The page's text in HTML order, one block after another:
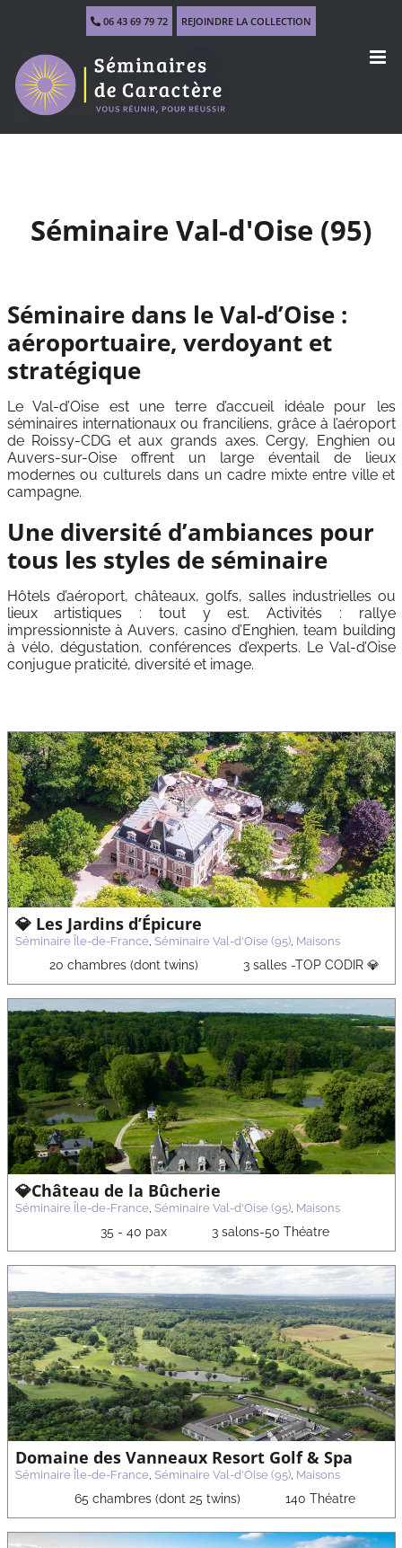
06 43 69 79 72 REJOINDRE LA COLLECTION
Séminaire Val-d'Oise (95)
Séminaire dans le Val-d’Oise :
aéroportuaire, verdoyant et
stratégique
Le Val-d’Oise est une terre d’accueil idéale pour les
séminaires internationaux ou franciliens, grâce à l’aéroport
de Roissy-CDG et aux grands axes. Cergy, Enghien ou
Auvers-sur-Oise offrent un large éventail de lieux
modernes ou culturels dans un cadre mixte entre ville et
campagne.
Une diversité d’ambiances pour
tous les styles de séminaire
Hôtels d’aéroport, châteaux, golfs, salles industrielles ou
lieux artistiques : tout y est. Activités : rallye
impressionniste à Auvers, casino d’Enghien, team building
à vélo, dégustation, conférences d’experts. Le Val-d’Oise
conjugue praticité, diversité et image.
💎 Les Jardins d’Épicure
Séminaire Île-de-France, Séminaire Val-d'Oise (95), Maisons
20 chambres (dont twins) 3 salles -TOP CODIR 💎
💎Château de la Bûcherie
Séminaire Île-de-France, Séminaire Val-d'Oise (95), Maisons
35 - 40 pax 3 salons-50 Théatre
Domaine des Vanneaux Resort Golf & Spa
Séminaire Île-de-France, Séminaire Val-d'Oise (95), Maisons
65 chambres (dont 25 twins) 140 Théatre